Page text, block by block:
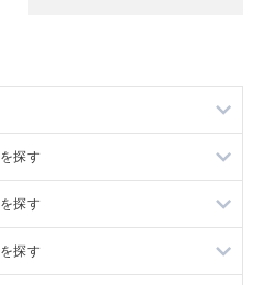
ナント一覧
ナント一覧
テナント一覧
探す
舗物件・貸店舗・テナント一覧
舗物件・貸店舗・テナント一覧
探す
舗物件・貸店舗・テナント一覧
探す